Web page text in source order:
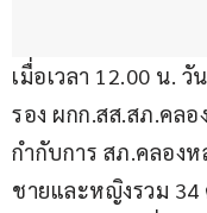
เมื่อเวลา 12.00 น.
รอง ผกก.สส.สภ.คล
กำกับการ สภ.คลอง
ชายและหญิงรวม 34